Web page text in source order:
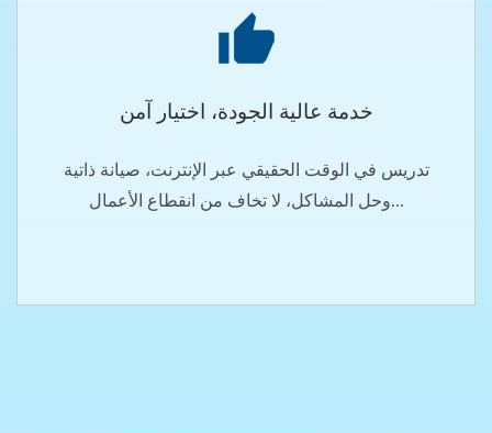
خدمة عالية الجودة، اختيار آمن
تدريس في الوقت الحقيقي عبر الإنترنت، صيانة ذاتية
وحل المشاكل، لا تخاف من انقطاع الأعمال...